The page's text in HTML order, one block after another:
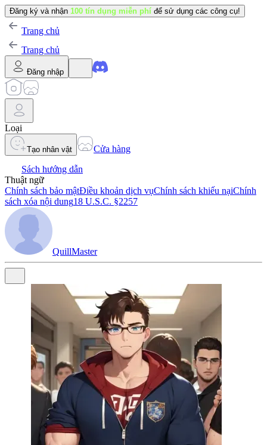
Đăng ký và nhận 100 tín dụng miễn phí để sử dụng các công cụ!
Trang chủ
Trang chủ
Đăng nhập
Loại
Tạo nhân vật
Cửa hàng
Sách hướng dẫn
Thuật ngữ
Chính sách bảo mậtĐiều khoản dịch vụChính sách khiếu nạiChính
sách xóa nội dung18 U.S.C. §2257
QuillMaster